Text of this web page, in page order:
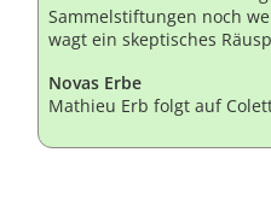
Sammelstiftungen noch
wagt ein skeptisches
Novas Erbe
Mathieu Erb folgt auf